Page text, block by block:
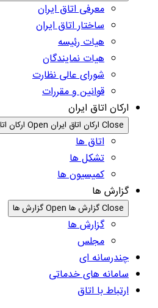
معرفی اتاق ایران
ساختار اتاق ایران
هیات رئیسه
هیات نمایندگان
شورای عالی نظارت
قوانین و مقررات
ارکان اتاق ایران
Close ارکان اتاق ایران Open ارکان اتاق ایران
اتاق ها
تشکل ها
کمیسیون ها
گزارش ها
Close گزارش ها Open گزارش ها
گزارش ها
مجلس
چندرسانه ای
سامانه های خدماتی
ارتباط با اتاق